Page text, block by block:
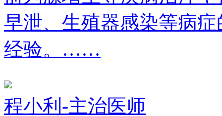
早泄、生殖器感染等病
经验。……
程小利-主治医师